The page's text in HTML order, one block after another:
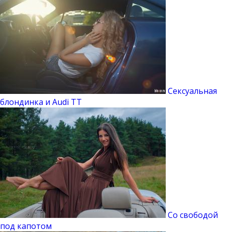
Сексуальная
блондинка и Audi TT
Со свободой
под капотом